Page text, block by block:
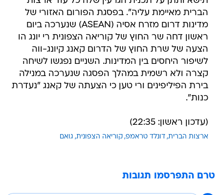
הברית מאיימת עליה". בפסגת הפורום האזורי של
מדינות דרום מזרח אסיה (ASEAN) שנערכה ביום
ראשון דחה שר החוץ של קוריאה הצפונית רי יונג הו
הצעה של שרת החוץ של הדרום קאנג קיונג-ווה
לשיפור היחסים בין המדינות. השניים נפגשו לשיחה
קצרה ולא רשמית במהלך הפסגה שנערכה במנילה
בירת הפיליפינים ורי טען כי הצעתה של קאנג "נעדרת
כנות".
(עדכון ראשון: 22:35)
ארצות הברית דונלד טראמפ קוריאה הצפונית גואם
טרם התפרסמו תגובות